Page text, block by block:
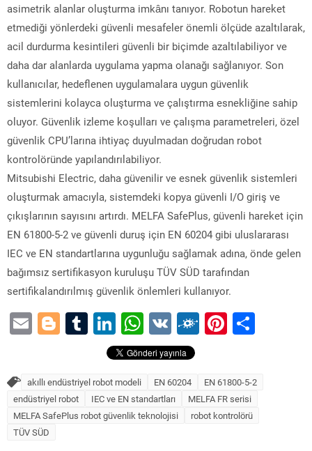
asimetrik alanlar oluşturma imkânı tanıyor. Robotun hareket
etmediği yönlerdeki güvenli mesafeler önemli ölçüde azaltılarak,
acil durdurma kesintileri güvenli bir biçimde azaltılabiliyor ve
daha dar alanlarda uygulama yapma olanağı sağlanıyor. Son
kullanıcılar, hedeflenen uygulamalara uygun güvenlik
sistemlerini kolayca oluşturma ve çalıştırma esnekliğine sahip
oluyor. Güvenlik izleme koşulları ve çalışma parametreleri, özel
güvenlik CPU’larına ihtiyaç duyulmadan doğrudan robot
kontrolöründe yapılandırılabiliyor.
Mitsubishi Electric, daha güvenilir ve esnek güvenlik sistemleri
oluşturmak amacıyla, sistemdeki kopya güvenli I/O giriş ve
çıkışlarının sayısını artırdı. MELFA SafePlus, güvenli hareket için
EN 61800-5-2 ve güvenli duruş için EN 60204 gibi uluslararası
IEC ve EN standartlarına uygunluğu sağlamak adına, önde gelen
bağımsız sertifikasyon kuruluşu TÜV SÜD tarafından
sertifikalandırılmış güvenlik önlemleri kullanıyor.
EmailBlogger
Tumblr
LinkedIn
WhatsApp
VKFolkd
akıllı endüstriyel robot modeli EN 60204
EN 61800-5-2
endüstriyel robot
IEC ve EN standartları
MELFA FR serisi
MELFA SafePlus robot güvenlik teknolojisi
robot kontrolörü
TÜV SÜD